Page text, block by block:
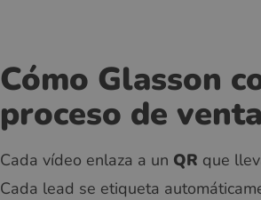
Cómo Glasson
proceso de
Cada vídeo enlaza a un QR que
Cada lead se etiqueta